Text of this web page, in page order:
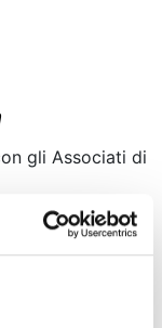
gli Associati di